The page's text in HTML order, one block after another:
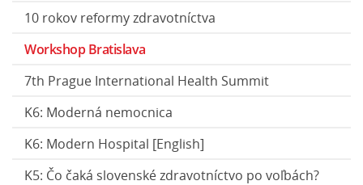
10 rokov reformy zdravotníctva
Workshop Bratislava
7th Prague International Health Summit
K6: Moderná nemocnica
K6: Modern Hospital [English]
K5: Čo čaká slovenské zdravotníctvo po voľbách?